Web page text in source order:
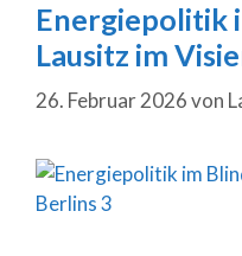
Energiepolitik
Lausitz im
26. Februar 2026von